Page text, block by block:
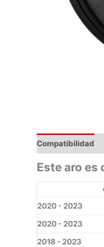
Compatibilidad
Este aro
2020 - 2023
2020 - 2023
2018 - 2023